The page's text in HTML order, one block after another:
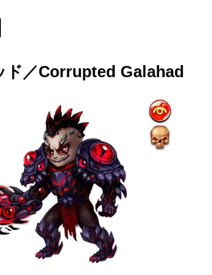
ド／Corrupted Galahad